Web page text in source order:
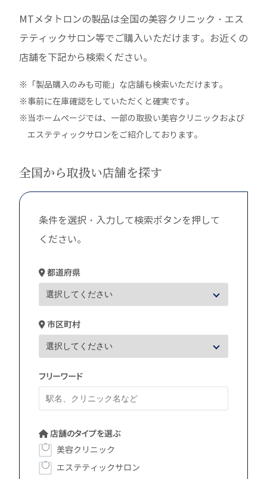
MTメタトロンの製品は全国の美容クリニック・エス
テティックサロン等でご購入いただけます。 お近くの
店舗を下記から検索ください。
※「製品購入のみも可能」な店舗も検索いただけます。
※事前に在庫確認をしていただくと確実です。
※当ホームぺージでは、一部の取扱い美容クリニックおよび
エステティックサロンをご紹介しております。
全国から取扱い店舗を探す
条件を選択・入力して検索ボタンを押して
ください。
都道府県
市区町村
フリーワード
店舗のタイプを選ぶ
美容クリニック
エステティックサロン